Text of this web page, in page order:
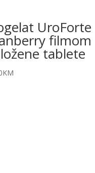
UroForte
filmom
tablete
KM